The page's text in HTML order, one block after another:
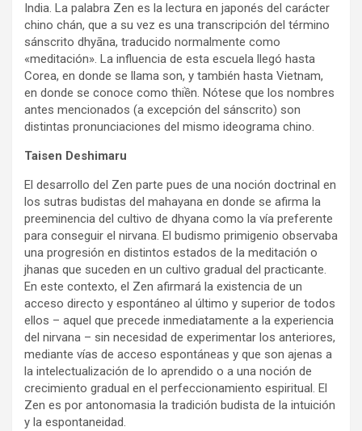
India. La palabra Zen es la lectura en japonés del carácter
chino chán, que a su vez es una transcripción del término
sánscrito dhyāna, traducido normalmente como
«meditación». La influencia de esta escuela llegó hasta
Corea, en donde se llama son, y también hasta Vietnam,
en donde se conoce como thiền. Nótese que los nombres
antes mencionados (a excepción del sánscrito) son
distintas pronunciaciones del mismo ideograma chino.
Taisen Deshimaru
El desarrollo del Zen parte pues de una noción doctrinal en
los sutras budistas del mahayana en donde se afirma la
preeminencia del cultivo de dhyana como la vía preferente
para conseguir el nirvana. El budismo primigenio observaba
una progresión en distintos estados de la meditación o
jhanas que suceden en un cultivo gradual del practicante.
En este contexto, el Zen afirmará la existencia de un
acceso directo y espontáneo al último y superior de todos
ellos – aquel que precede inmediatamente a la experiencia
del nirvana – sin necesidad de experimentar los anteriores,
mediante vías de acceso espontáneas y que son ajenas a
la intelectualización de lo aprendido o a una noción de
crecimiento gradual en el perfeccionamiento espiritual. El
Zen es por antonomasia la tradición budista de la intuición
y la espontaneidad.